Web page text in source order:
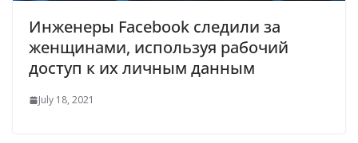
Инженеры Facebook следили за
женщинами, используя рабочий
доступ к их личным данным
July 18, 2021